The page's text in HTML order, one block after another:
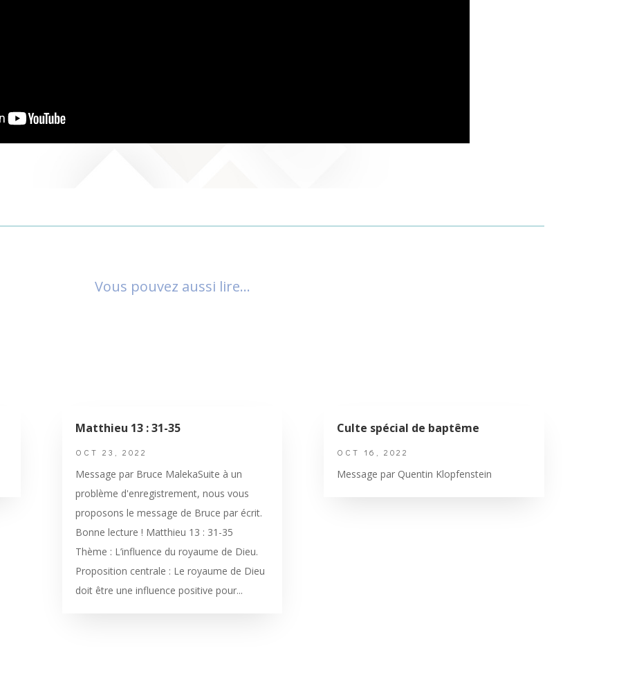
Vous pouvez aussi lire…
Matthieu 13 : 31-35
OCT 23, 2022
Message par Bruce MalekaSuite à un
problème d'enregistrement, nous vous
proposons le message de Bruce par écrit.
Bonne lecture ! Matthieu 13 : 31-35
Thème : L’influence du royaume de Dieu.
Proposition centrale : Le royaume de Dieu
doit être une influence positive pour...
Culte spécial de baptême
OCT 16, 2022
Message par Quentin Klopfenstein